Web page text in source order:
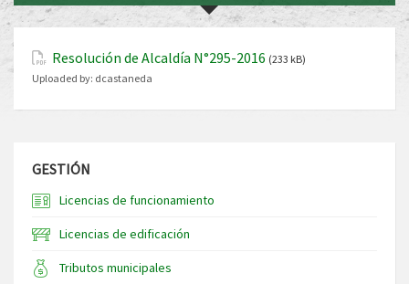
Resolución de Alcaldía N°295-2016 (233 kB)
Uploaded by: dcastaneda
GESTIÓN
Licencias de funcionamiento
Licencias de edificación
Tributos municipales